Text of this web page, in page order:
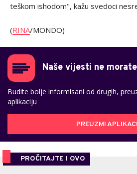
teškom ishodom", kažu svedoci
(RINA/MONDO)
Naše vijesti ne
Budite bolje informisani od drugih,
aplikaciju
PREUZMI
PROČITAJTE I OVO